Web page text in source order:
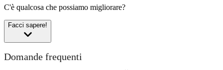
C'è qualcosa che possiamo migliorare?
Facci sapere!
Domande frequenti